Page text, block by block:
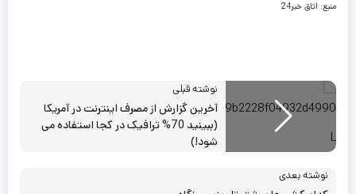
منبع: اتاق خبر24
نوشته قبلی
آخرین گزارش از مصرف اینترنت در آمریکا
(ببینید 70% ترافیک در کجا استفاده می
شود!)
نوشته بعدی